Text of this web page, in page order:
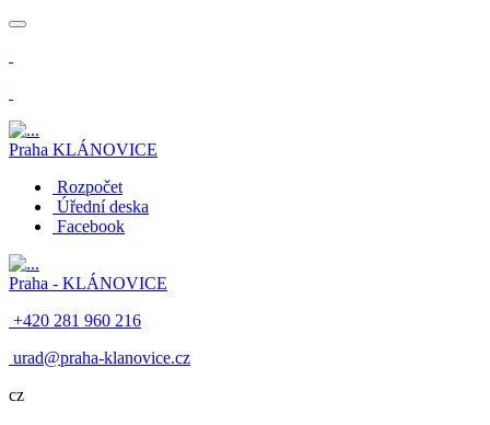
Praha KLÁNOVICE
Rozpočet
Úřední deska
Facebook
Praha - KLÁNOVICE
+420 281 960 216
urad@praha-klanovice.cz
cz